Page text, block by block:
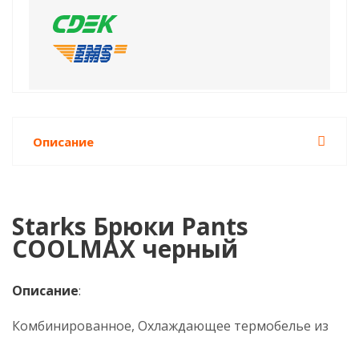
Описание
Starks Брюки Pants
COOLMAX черный
Описание:
Комбинированное, Охлаждающее термобелье из